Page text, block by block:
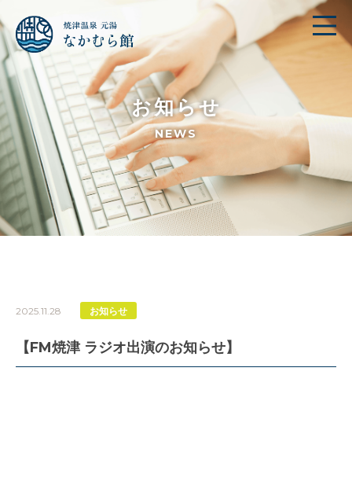
お知らせ
NEWS
2025.11.28 お知らせ
【FM焼津 ラジオ出演のお知らせ】